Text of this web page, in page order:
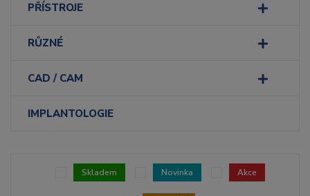
PŘÍSTROJE
RŮZNÉ
CAD / CAM
IMPLANTOLOGIE
Skladem Novinka Akce